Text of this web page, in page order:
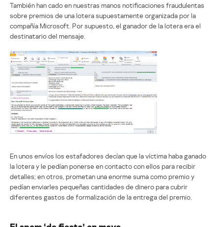
También han cado en nuestras manos notificaciones fraudulentas
sobre premios de una lotera supuestamente organizada por la
compañía Microsoft. Por supuesto, el ganador de la lotera era el
destinatario del mensaje.
En unos envíos los estafadores decían que la víctima haba ganado
la lotera y le pedían ponerse en contacto con ellos para recibir
detalles; en otros, prometan una enorme suma como premio y
pedían enviarles pequeñas cantidades de dinero para cubrir
diferentes gastos de formalización de la entrega del premio.